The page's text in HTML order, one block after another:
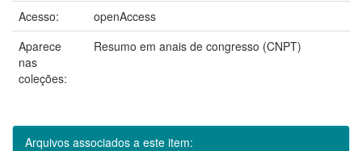
Acesso:
openAccess
Aparece
nas
coleções:
Resumo em anais de congresso (CNPT)
Arquivos associados a este item: